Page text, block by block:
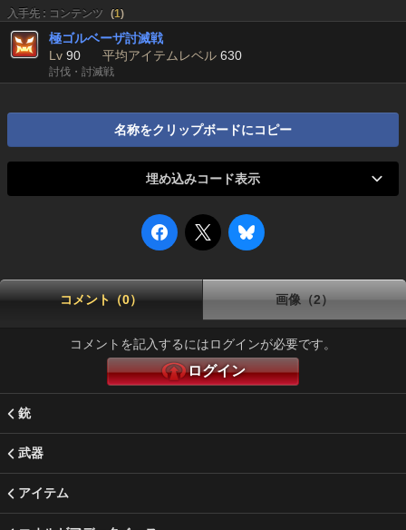
入手先 : コンテンツ (1)
極ゴルベーザ討滅戦
Lv 90 平均アイテムレベル 630
討伐・討滅戦
名称をクリップボードにコピー
埋め込みコード表示
コメント（0） 画像（2）
コメントを記入するにはログインが必要です。
ログイン
銃
武器
アイテム